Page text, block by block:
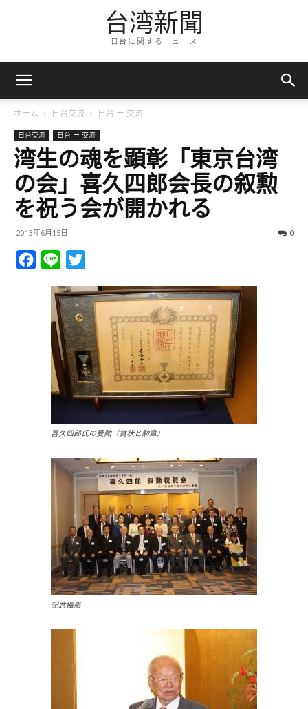
台湾新聞
日台に関するニュース
ホーム 日台交流 日台 ー 交流
日台交流 日台 ー 交流
湾生の魂を顕彰「東京台湾
の会」喜久四郎会長の叙勲
を祝う会が開かれる
2013年6月15日 0
Facebook
Line
喜久四郎氏の受勲（賞状と勲章）
記念撮影